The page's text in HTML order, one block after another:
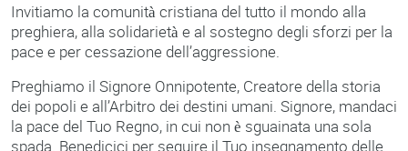
Invitiamo la comunità cristiana del tutto il mondo alla
preghiera, alla solidarietà e al sostegno degli sforzi per la
pace e per cessazione dell’aggressione.
Preghiamo il Signore Onnipotente, Creatore della storia
dei popoli e all’Arbitro dei destini umani. Signore, mandaci
la pace del Tuo Regno, in cui non è sguainata una sola
spada. Benedicici per seguire il Tuo insegnamento delle